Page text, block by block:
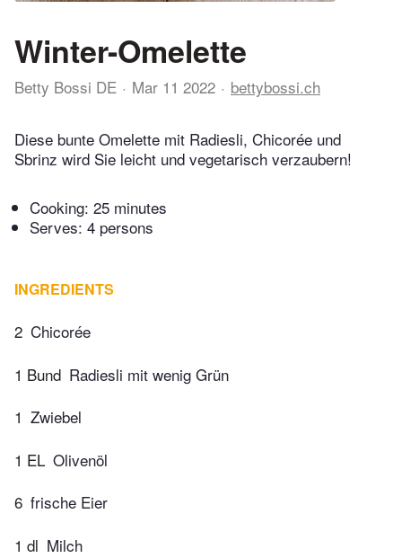
Winter-Omelette
Betty Bossi DE Mar 11 2022 bettybossi.ch
Diese bunte Omelette mit Radiesli, Chicorée und
Sbrinz wird Sie leicht und vegetarisch verzaubern!
Cooking: 25 minutes
Serves: 4 persons
INGREDIENTS
2 Chicorée
1 Bund Radiesli mit wenig Grün
1 Zwiebel
1 EL Olivenöl
6 frische Eier
1 dl Milch